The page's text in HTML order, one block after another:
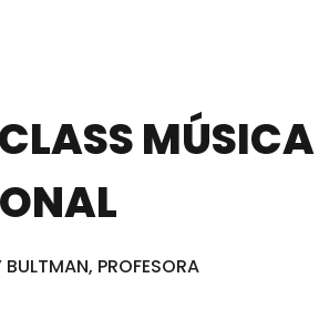
MÚSICA
BULTMAN, PROFESORA